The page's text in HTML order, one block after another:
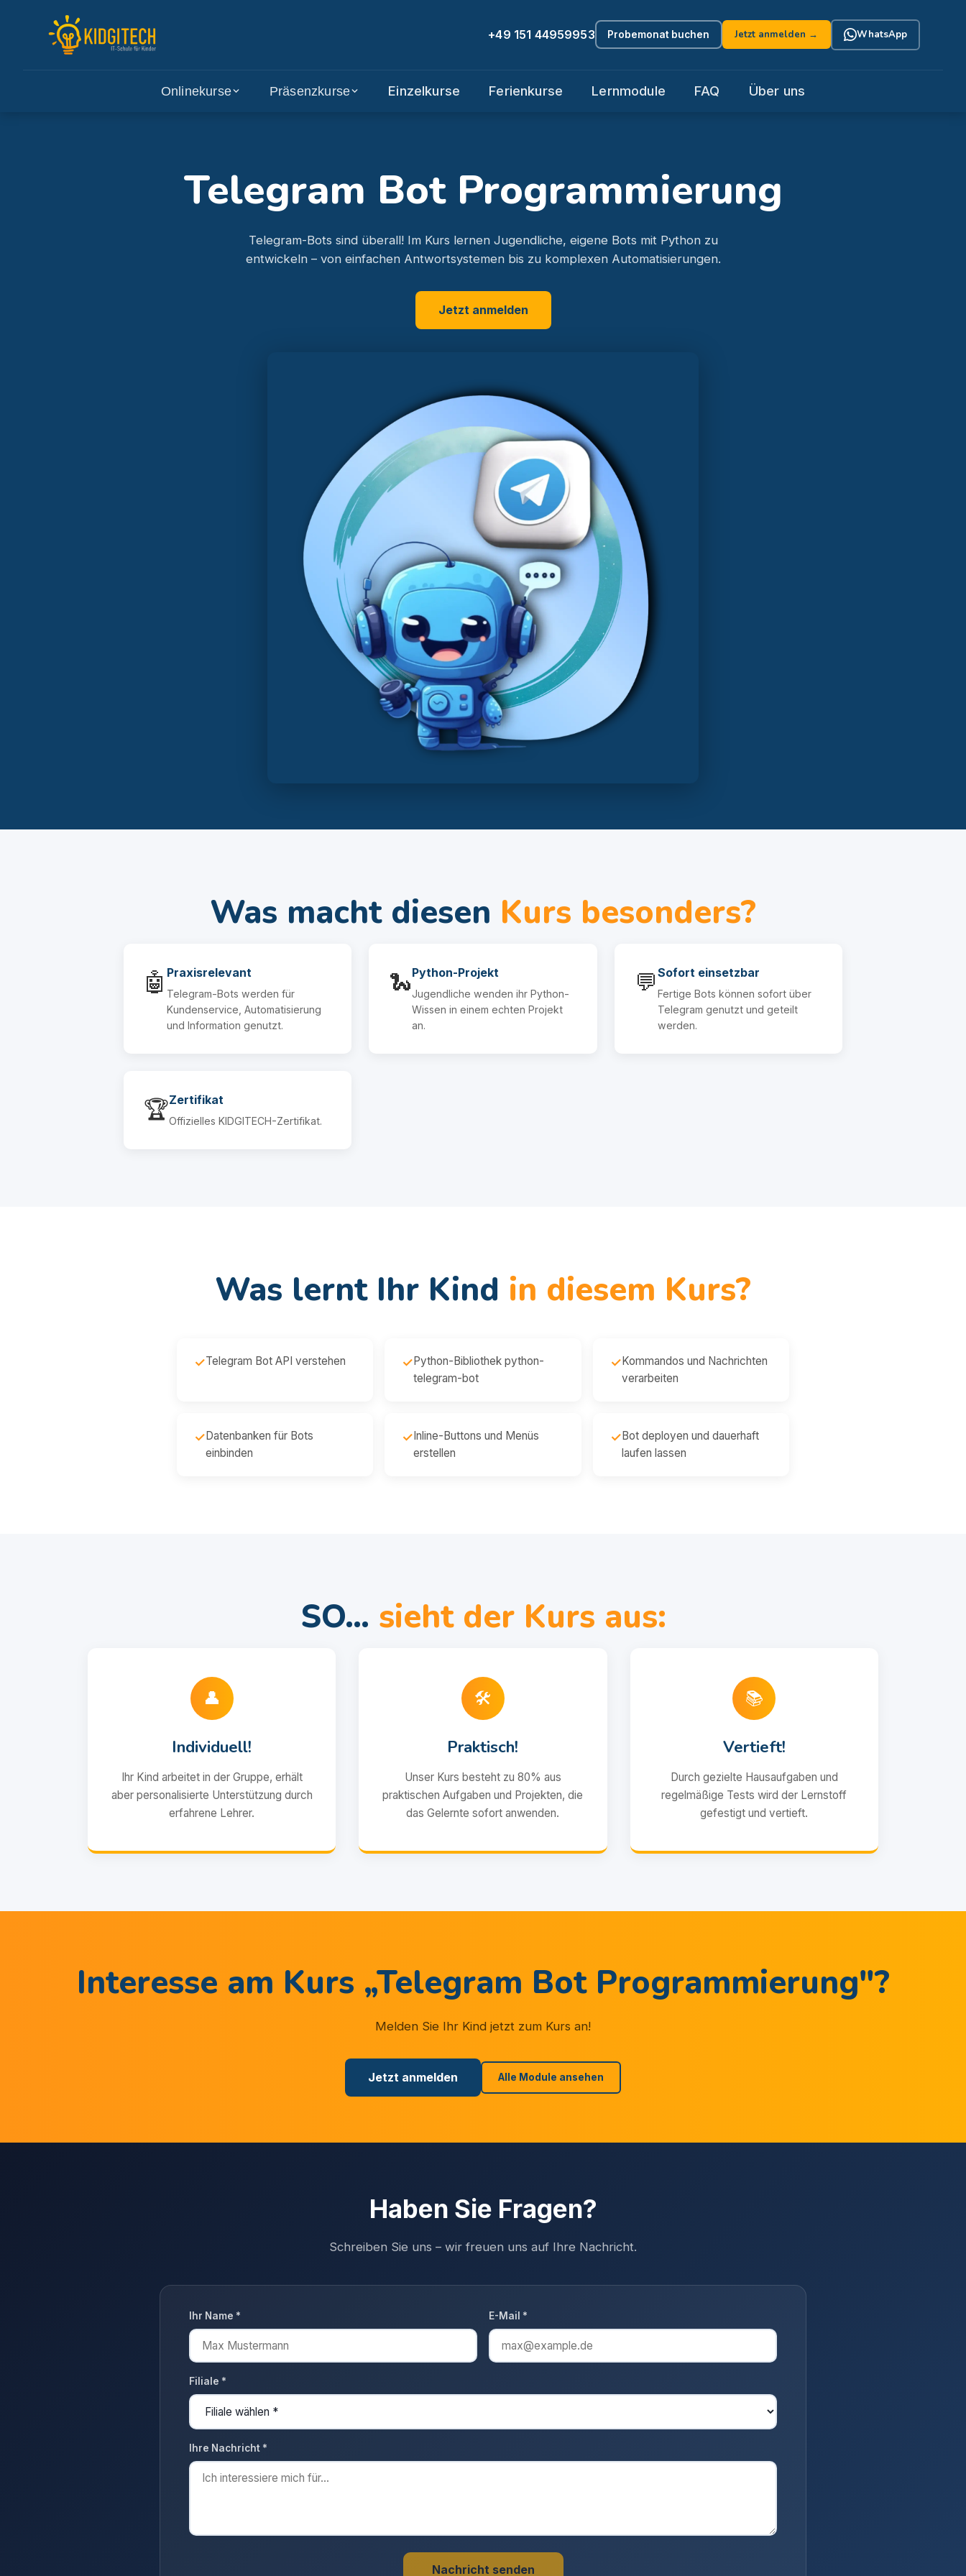
+49 151 44959953 Probemonat buchen Jetzt anmelden → WhatsApp
Onlinekurse Präsenzkurse Einzelkurse Ferienkurse Lernmodule FAQ Über uns
Telegram Bot Programmierung
Telegram-Bots sind überall! Im Kurs lernen Jugendliche, eigene Bots mit Python zu
entwickeln – von einfachen Antwortsystemen bis zu komplexen Automatisierungen.
Jetzt anmelden
Was macht diesen Kurs besonders?
🤖 Praxisrelevant
Telegram-Bots werden für
Kundenservice, Automatisierung
und Information genutzt.
🐍Python-Projekt
Jugendliche wenden ihr Python-
Wissen in einem echten Projekt
an.
💬 Sofort einsetzbar
Fertige Bots können sofort über
Telegram genutzt und geteilt
werden.
🏆Zertifikat
Offizielles KIDGITECH-Zertifikat.
Was lernt Ihr Kind in diesem Kurs?
✓Telegram Bot API verstehen ✓Python-Bibliothek python-
telegram-bot
✓Kommandos und Nachrichten
verarbeiten
✓Datenbanken für Bots
einbinden
✓Inline-Buttons und Menüs
erstellen
✓Bot deployen und dauerhaft
laufen lassen
SO… sieht der Kurs aus:
👤
Individuell!
Ihr Kind arbeitet in der Gruppe, erhält
aber personalisierte Unterstützung durch
erfahrene Lehrer.
🛠️
Praktisch!
Unser Kurs besteht zu 80% aus
praktischen Aufgaben und Projekten, die
das Gelernte sofort anwenden.
📚
Vertieft!
Durch gezielte Hausaufgaben und
regelmäßige Tests wird der Lernstoff
gefestigt und vertieft.
Interesse am Kurs „Telegram Bot Programmierung"?
Melden Sie Ihr Kind jetzt zum Kurs an!
Jetzt anmelden Alle Module ansehen
Haben Sie Fragen?
Schreiben Sie uns – wir freuen uns auf Ihre Nachricht.
Ihr Name * E-Mail *
Filiale *
Ihre Nachricht *
Nachricht senden